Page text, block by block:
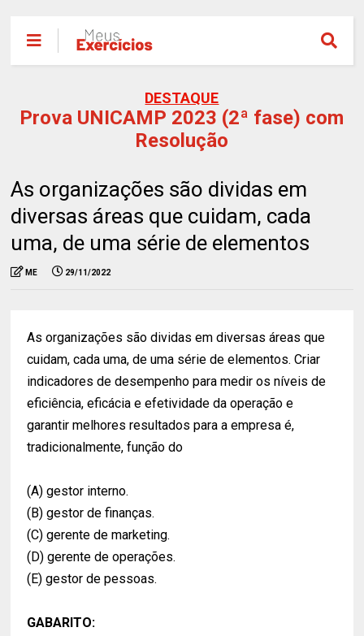
DESTAQUE
Prova UNICAMP 2023 (2ª fase) com
Resolução
As organizações são dividas em
diversas áreas que cuidam, cada
uma, de uma série de elementos
ME 29/11/2022
As organizações são dividas em diversas áreas que
cuidam, cada uma, de uma série de elementos. Criar
indicadores de desempenho para medir os níveis de
eficiência, eficácia e efetividade da operação e
garantir melhores resultados para a empresa é,
tradicionalmente, função do
(A) gestor interno.
(B) gestor de finanças.
(C) gerente de marketing.
(D) gerente de operações.
(E) gestor de pessoas.
GABARITO: